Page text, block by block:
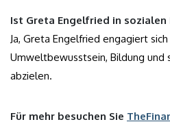
Ist Greta Engelfried in
Ja, Greta Engelfried engagiert
Umweltbewusstsein, Bildung und
abzielen.
Für mehr besuchen Sie